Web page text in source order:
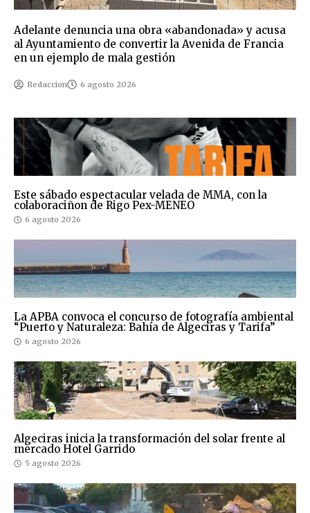
Adelante denuncia una obra «abandonada» y acusa
al Ayuntamiento de convertir la Avenida de Francia
en un ejemplo de mala gestión
Redaccion 6 agosto 2026
Este sábado espectacular velada de MMA, con la
colaboraciñon de Rigo Pex-MENEO
6 agosto 2026
La APBA convoca el concurso de fotografía ambiental
“Puerto y Naturaleza: Bahía de Algeciras y Tarifa”
6 agosto 2026
Algeciras inicia la transformación del solar frente al
mercado Hotel Garrido
5 agosto 2026